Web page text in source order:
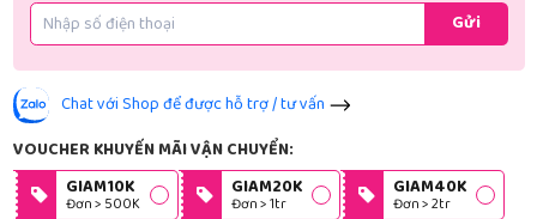
Gửi
Chat với Shop để được hỗ trợ / tư vấn
VOUCHER KHUYẾN MÃI VẬN CHUYỂN:
GIAM10K
Đơn > 500K
GIAM20K
Đơn > 1tr
GIAM40K
Đơn > 2tr